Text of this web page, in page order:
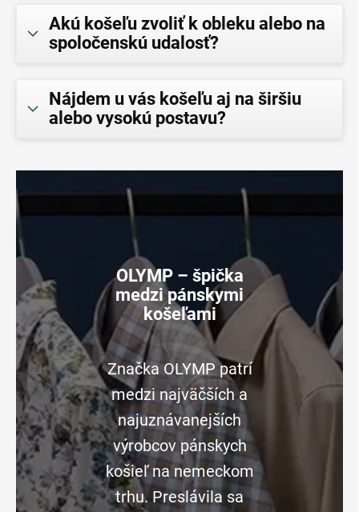
Akú košeľu zvoliť k obleku alebo na
spoločenskú udalosť?
Nájdem u vás košeľu aj na širšiu
alebo vysokú postavu?
OLYMP – špička
medzi pánskymi
košeľami
Značka OLYMP patrí
medzi najväčších a
najuznávanejších
výrobcov pánskych
košieľ na nemeckom
trhu. Preslávila sa